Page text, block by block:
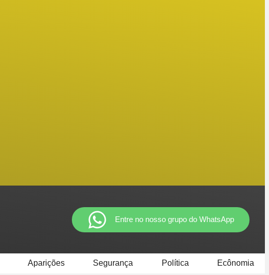
Entre no nosso grupo do WhatsApp
Aparições Segurança Política Ecônomia